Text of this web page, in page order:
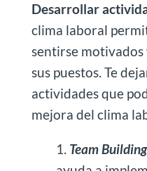
Desarrollar
clima laboral
sentirse
sus puestos. Te
actividades que
mejora del clima
Team Building